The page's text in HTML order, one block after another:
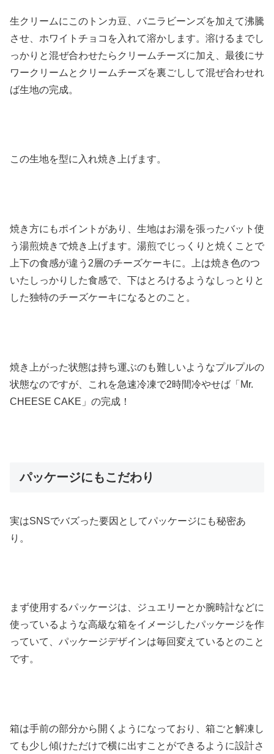
生クリームにこのトンカ豆、バニラビーンズを加えて沸騰
させ、ホワイトチョコを入れて溶かします。溶けるまでし
っかりと混ぜ合わせたらクリームチーズに加え、最後にサ
ワークリームとクリームチーズを裏ごしして混ぜ合わせれ
ば生地の完成。
この生地を型に入れ焼き上げます。
焼き方にもポイントがあり、生地はお湯を張ったバット使
う湯煎焼きで焼き上げます。湯煎でじっくりと焼くことで
上下の食感が違う2層のチーズケーキに。上は焼き色のつ
いたしっかりした食感で、下はとろけるようなしっとりと
した独特のチーズケーキになるとのこと。
焼き上がった状態は持ち運ぶのも難しいようなプルプルの
状態なのですが、これを急速冷凍で2時間冷やせば「Mr.
CHEESE CAKE」の完成！
パッケージにもこだわり
実はSNSでバズった要因としてパッケージにも秘密あ
り。
まず使用するパッケージは、ジュエリーとか腕時計などに
使っているような高級な箱をイメージしたパッケージを作
っていて、パッケージデザインは毎回変えているとのこと
です。
箱は手前の部分から開くようになっており、箱ごと解凍し
ても少し傾けただけで横に出すことができるように設計さ